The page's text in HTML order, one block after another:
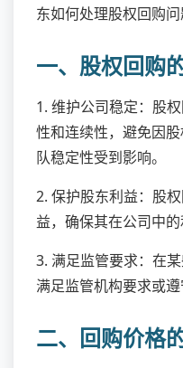
东如何处理股权回购问
一、股权回购
1. 维护公司稳定：股
性和连续性，避免因
队稳定性受到影响。
2. 保护股东利益：股
益，确保其在公司中的
3. 满足监管要求：在
满足监管机构要求或
二、回购价格